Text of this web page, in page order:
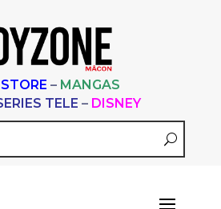
– MANGAS
TELE – DISNEY